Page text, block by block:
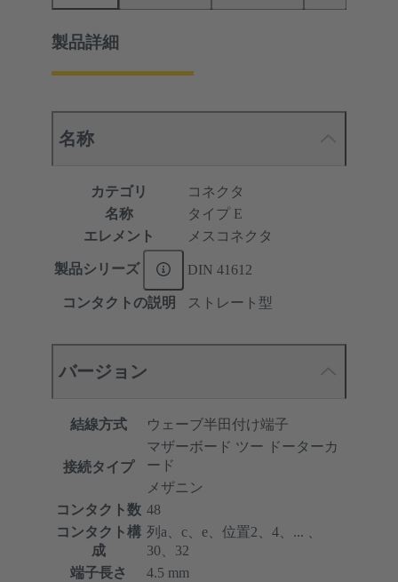
製品詳細
名称
カテゴリ
コネクタ
名称
タイプ E
エレメント
メスコネクタ
製品シリーズ DIN 41612
コンタクトの説明 ストレート型
バージョン
結線方式 ウェーブ半田付け端子
接続タイプ
マザーボード ツー ドーターカ
ード
メザニン
コンタクト数 48
コンタクト構
成
列a、c、e、位置2、4、... 、
30、32
端子長さ
4.5 mm